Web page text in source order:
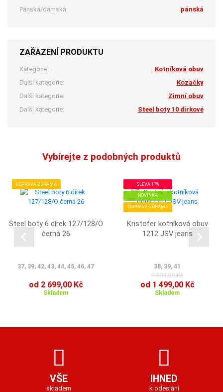
Pánská/dámská:
pánská
ZAŘAZENÍ PRODUKTU
Kategorie:
Kotníková obuv
Další kategorie:
Kozačky
Další kategorie:
Zimní obuv
Další kategorie:
Steel boty 10 dírkové
Vybírejte z podobných produktů
DOPRAVA ZDRAMA
Steel boty 6 dírek 127/128/O
černá 26
37, 39, 42, 43, 44, 45, 46, 47
od 2 699,00 Kč
Skladem
SLEVA 17%
NOVINKA
DOPRAVA ZDRAMA
Kristofer kotníková obuv
1212 JSV jeans
38, 39, 41
1 799,00 Kč
od 1 499,00 Kč
Skladem
VŠE
skladem
IHNED
k odeslání